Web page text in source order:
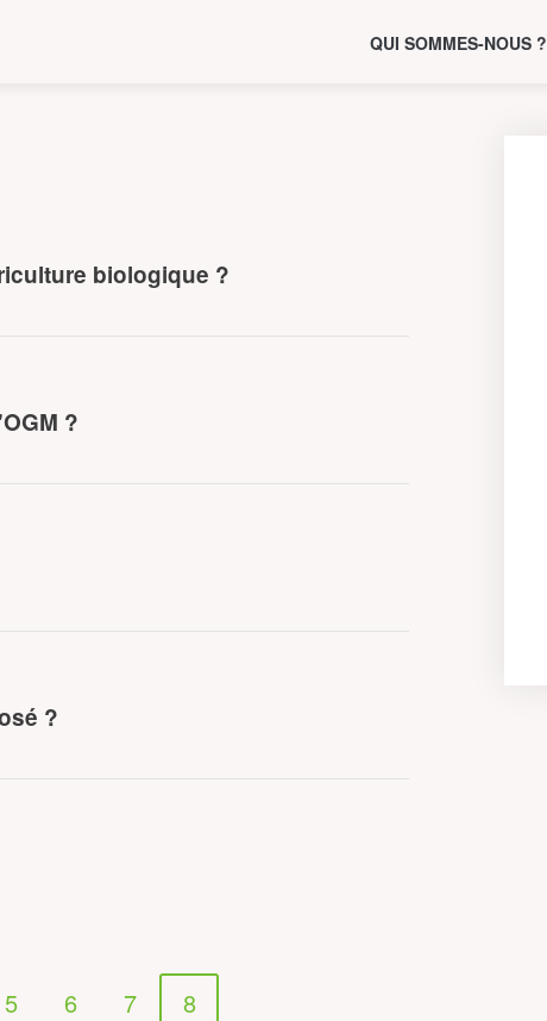
QUI SOMMES-NOUS ?
biologique ?
?
?
5 6 7 8